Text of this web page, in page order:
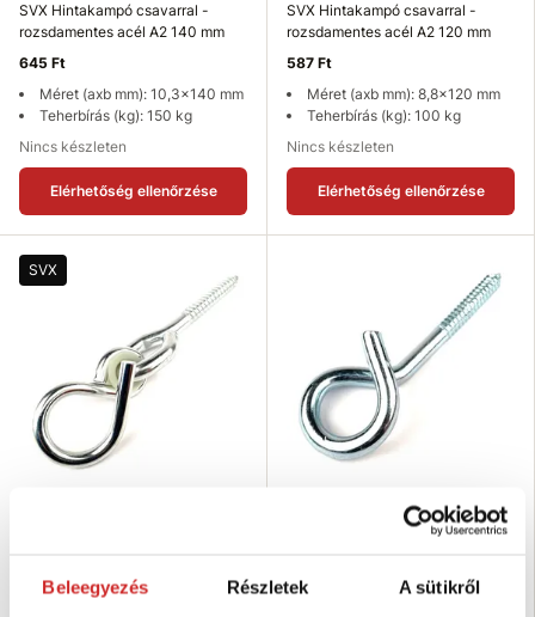
Beleegyezés Részletek A sütikről
SVX Hintakampó csavarral -
rozsdamentes acél A2 140 mm
645 Ft
Méret (axb mm): 10,3x140 mm
Teherbírás (kg): 150 kg
Nincs készleten
Elérhetőség ellenőrzése
SVX Hintakampó csavarral -
rozsdamentes acél A2 120 mm
587 Ft
Méret (axb mm): 8,8x120 mm
Teherbírás (kg): 100 kg
Nincs készleten
Elérhetőség ellenőrzése
SVX
Méret (axb mm): 10,6x250 mm
EU SELECT Hintakampó csavarral
Méret (axb mm): 10,6x160 mm